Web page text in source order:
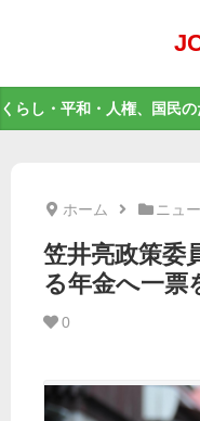
くらし・平和・人権、国民
ホーム ニュ
笠井亮政策委
る年金へ一票
0